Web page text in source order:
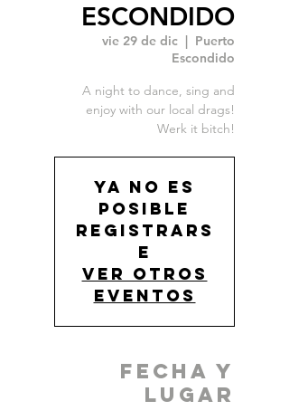
ESCONDIDO
vie 29 de dic
  |
Puerto
Escondido
A night to dance, sing and
enjoy with our local drags!
Werk it bitch!
Ya no es
posible
registrars
e
Ver otros
eventos
Fecha y
Lugar